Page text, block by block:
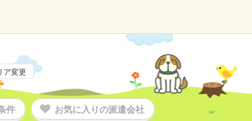
ア変更
件 お気に入りの派遣会社